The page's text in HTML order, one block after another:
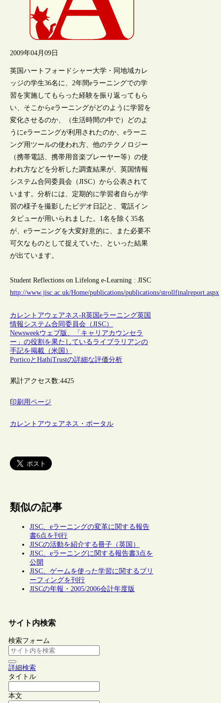
2009年04月09日
英国ハートフォードシャー大学・同地域カレ
ッジの学生36名に、2年間eラーニングでの学
習を実施してもらった経験を振り返ってもら
い、そこからeラーニングがどのように学習を
変化させるのか、（生活時間の中で）どのよ
うにeラーニングが利用されたのか、eラーニ
ング用ツールの使われ方、他のテクノロジー
（携帯電話、携帯用音楽プレーヤー等）の使
われ方などを分析した調査結果が、英国情報
システム合同委員会（JISC）から公表されて
います。分析には、定期的に学習者自らが学
習の様子を撮影したビデオ日記と、電話イン
タビューが用いられました。1名を除く35名
が、eラーニングを大変好意的に、また必要不
可欠なものとして捉えていた、といった結果
が出ています。
Student Reflections on Lifelong e-Learning : JISC
http://www.jisc.ac.uk/Home/publications/publications/strollfinalreport.aspx
カレントアウェアネス-R英国eラーニング英国
情報システム合同委員会（JISC）
Newsweekウェブ版、「キャリアカウンセラ
ー」の役割を果たしているライブラリアンの
手記を掲載（米国）
PorticoとHathiTrustの詳細な評価分析
累計アクセス数:4425
印刷用ページ
カレントアウェアネス・ポータル
類似の記事
JISC、eラーニングの変革に関する報告
書6点を刊行
JISCの活動を紹介する冊子（英国）
JISC、eラーニングに関する報告書3点を
公開
JISC、ゲームを使った学習に関するブリ
ーフィングを刊行
JISCの年報・2005/2006会計年度版
サイト内検索
検索フォーム
詳細検索
タイトル
本文